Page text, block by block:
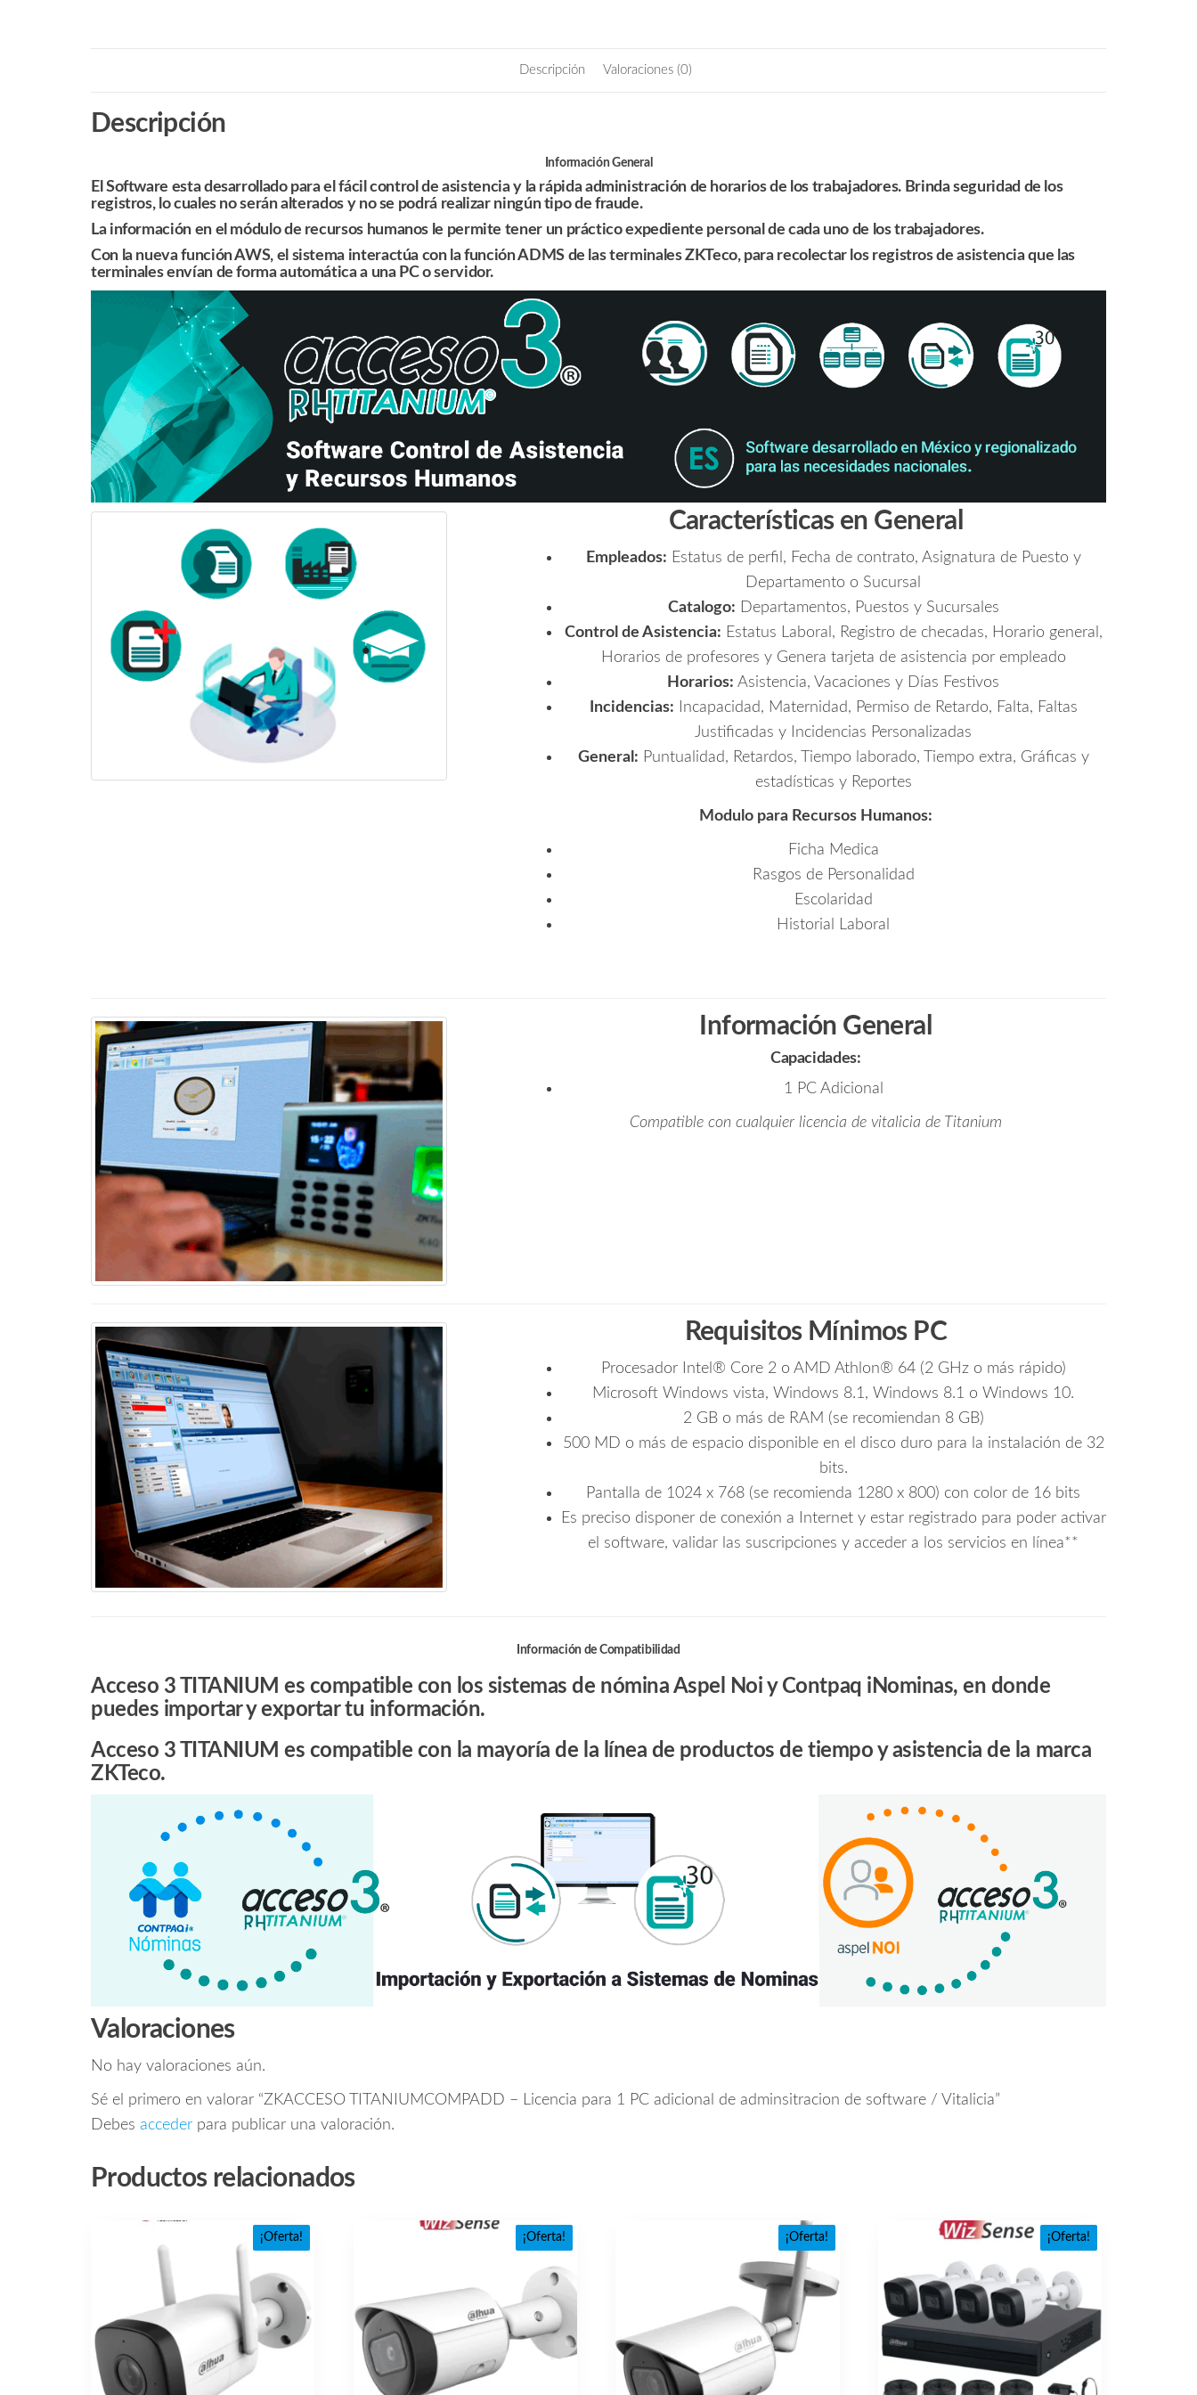
Descripción Valoraciones (0)
Descripción
Información General
El Software esta desarrollado para el fácil control de asistencia y la rápida administración de horarios de los trabajadores. Brinda seguridad de los
registros, lo cuales no serán alterados y no se podrá realizar ningún tipo de fraude.
La información en el módulo de recursos humanos le permite tener un práctico expediente personal de cada uno de los trabajadores.
Con la nueva funciónAWS, el sistema interactúa con la funciónADMSde las terminalesZKTeco, para recolectar los registros de asistencia que las
terminales envían de forma automática a una PC o servidor.
Características en General
Empleados: Estatus de perfil, Fecha de contrato, Asignatura de Puesto y
Departamento o Sucursal
Catalogo: Departamentos, Puestos y Sucursales
Control de Asistencia: Estatus Laboral, Registro de checadas, Horario general,
Horarios de profesores y Genera tarjeta de asistencia por empleado
Horarios: Asistencia, Vacaciones y Días Festivos
Incidencias: Incapacidad, Maternidad, Permiso de Retardo, Falta, Faltas
Justificadas y Incidencias Personalizadas
General: Puntualidad, Retardos, Tiempo laborado, Tiempo extra, Gráficas y
estadísticas y Reportes
Modulo para Recursos Humanos:
Ficha Medica
Rasgos de Personalidad
Escolaridad
Historial Laboral
Información General
Capacidades:
1 PC Adicional
Compatible con cualquier licencia de vitalicia de Titanium
Requisitos Mínimos PC
Procesador Intel® Core 2 o AMD Athlon® 64 (2 GHz o más rápido)
Microsoft Windows vista, Windows 8.1, Windows 8.1 o Windows 10.
2 GB o más de RAM (se recomiendan 8 GB)
500 MD o más de espacio disponible en el disco duro para la instalación de 32
bits.
Pantalla de 1024 x 768 (se recomienda 1280 x 800) con color de 16 bits
Es preciso disponer de conexión a Internet y estar registrado para poder activar
el software, validar las suscripciones y acceder a los servicios en línea**
Información de Compatibilidad
Acceso 3 TITANIUM es compatible con los sistemas de nómina Aspel Noi y Contpaq iNominas, en donde
puedes importar y exportar tu información.
Acceso 3 TITANIUM es compatible con la mayoría de la línea de productos de tiempo y asistencia de la marca
ZKTeco.
Valoraciones
No hay valoraciones aún.
Sé el primero en valorar “ZKACCESO TITANIUMCOMPADD – Licencia para 1 PC adicional de adminsitracion de software / Vitalicia”
Debes acceder para publicar una valoración.
Productos relacionados
¡Oferta! ¡Oferta! ¡Oferta! ¡Oferta!